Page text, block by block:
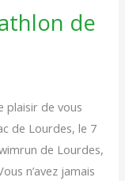
de
plaisir de vous
de Lourdes, le 7
de Lourdes,
n’avez jamais